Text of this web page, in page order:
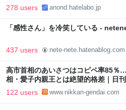
278 users anond.hatelabo.jp
「感性さん」を冷笑している -
437 users nete-nete.hatenablog.com
高市首相のあいさつはコピペ率85％
相・愛子内親王とは絶望的格差｜日
122 users www.nikkan-gendai.com